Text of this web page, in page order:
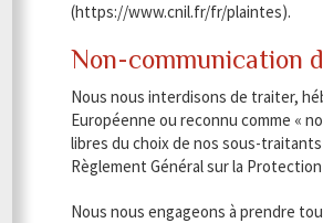
(https://www.cnil.fr/fr/plaintes).
Non-communication
Nous nous interdisons de traiter,
Européenne ou reconnu comme «
libres du choix de nos sous-
Règlement Général sur la Protection
Nous nous engageons à prendre